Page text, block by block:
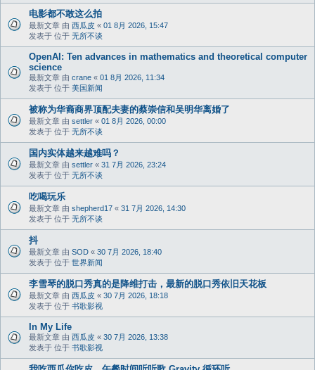
电影都不敢这么拍
最新文章 由 西瓜皮 « 01 8月 2026, 15:47
发表于 位于 无所不谈
OpenAI: Ten advances in mathematics and theoretical computer
science
最新文章 由 crane « 01 8月 2026, 11:34
发表于 位于 美国新闻
被称为华裔商界顶配夫妻的蔡崇信和吴明华离婚了
最新文章 由 settler « 01 8月 2026, 00:00
发表于 位于 无所不谈
国内实体越来越难吗？
最新文章 由 settler « 31 7月 2026, 23:24
发表于 位于 无所不谈
吃喝玩乐
最新文章 由 shepherd17 « 31 7月 2026, 14:30
发表于 位于 无所不谈
抖
最新文章 由 SOD « 30 7月 2026, 18:40
发表于 位于 世界新闻
李雪琴的脱口秀真的是降维打击，最新的脱口秀依旧天花板
最新文章 由 西瓜皮 « 30 7月 2026, 18:18
发表于 位于 书歌影视
In My Life
最新文章 由 西瓜皮 « 30 7月 2026, 13:38
发表于 位于 书歌影视